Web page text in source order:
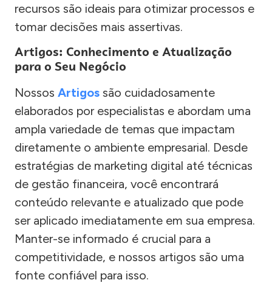
recursos são ideais para otimizar processos e
tomar decisões mais assertivas.
Artigos: Conhecimento e Atualização
para o Seu Negócio
Nossos Artigos são cuidadosamente
elaborados por especialistas e abordam uma
ampla variedade de temas que impactam
diretamente o ambiente empresarial. Desde
estratégias de marketing digital até técnicas
de gestão financeira, você encontrará
conteúdo relevante e atualizado que pode
ser aplicado imediatamente em sua empresa.
Manter-se informado é crucial para a
competitividade, e nossos artigos são uma
fonte confiável para isso.